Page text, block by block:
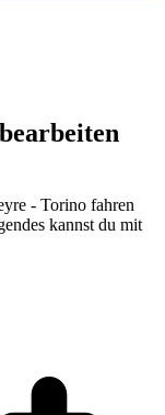
- Torino fahren
kannst du mit